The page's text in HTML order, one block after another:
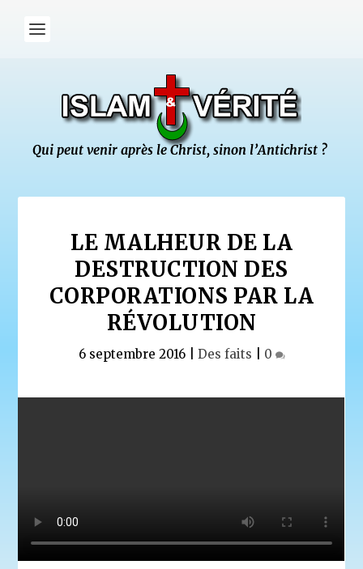
LE MALHEUR DE LA
DESTRUCTION DES
CORPORATIONS PAR LA
RÉVOLUTION
6 septembre 2016| Des faits 0